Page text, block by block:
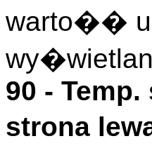
warto��
90 - Temp.
strona